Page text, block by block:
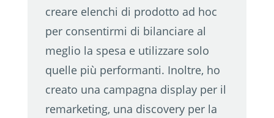
creare elenchi di prodotto ad hoc
per consentirmi di bilanciare al
meglio la spesa e utilizzare solo
quelle più performanti. Inoltre, ho
creato una campagna display per il
remarketing, una discovery per la